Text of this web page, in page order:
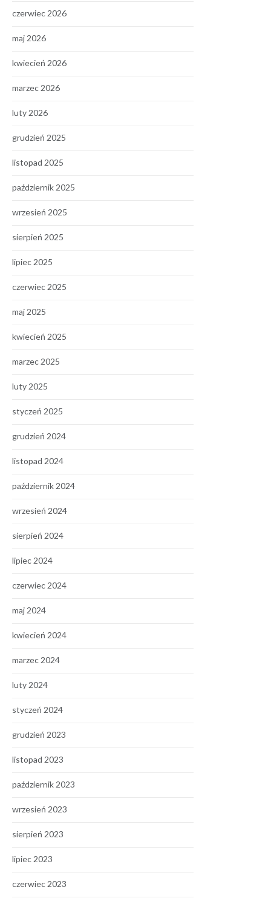
czerwiec 2026
maj 2026
kwiecień 2026
marzec 2026
luty 2026
grudzień 2025
listopad 2025
październik 2025
wrzesień 2025
sierpień 2025
lipiec 2025
czerwiec 2025
maj 2025
kwiecień 2025
marzec 2025
luty 2025
styczeń 2025
grudzień 2024
listopad 2024
październik 2024
wrzesień 2024
sierpień 2024
lipiec 2024
czerwiec 2024
maj 2024
kwiecień 2024
marzec 2024
luty 2024
styczeń 2024
grudzień 2023
listopad 2023
październik 2023
wrzesień 2023
sierpień 2023
lipiec 2023
czerwiec 2023